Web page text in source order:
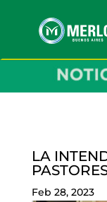
LA
Feb 28, 2023